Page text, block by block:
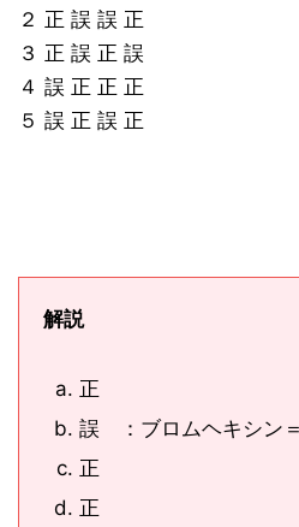
２ 正 誤 誤 正
３ 正 誤 正 誤
４ 誤 正 正 正
５ 誤 正 誤 正
解説
正
誤 ：ブロムヘキシン
正
正